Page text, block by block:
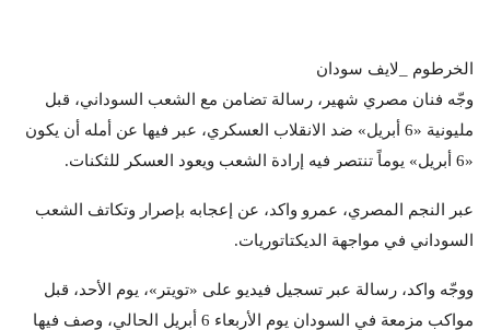
الخرطوم _لايف سودان
وجّه فنان مصري شهير، رسالة تضامن مع الشعب السوداني، قبل
مليونية «6 أبريل» ضد الانقلاب العسكري، عبر فيها عن أمله أن يكون
«6 أبريل» يوماً تنتصر فيه إرادة الشعب ويعود العسكر للثكنات.
عبر النجم المصري، عمرو واكد، عن إعجابه بإصرار وتكاتف الشعب
السوداني في مواجهة الديكتاتوريات.
ووجّه واكد، رسالة عبر تسجيل فيديو على «تويتر»، يوم الأحد، قبل
مواكب مزمعة في السودان يوم الأربعاء 6 أبريل الحالي، وصف فيها